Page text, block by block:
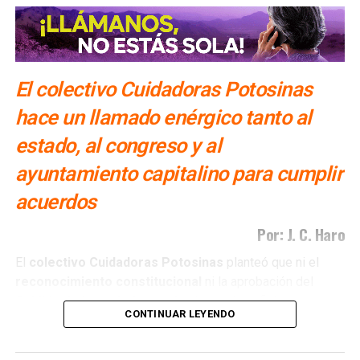
El colectivo Cuidadoras Potosinas
hace un llamado enérgico tanto al
estado, al congreso y al
ayuntamiento capitalino para cumplir
acuerdos
Por: J. C. Haro
El colectivo Cuidadoras Potosinas
planteó que ni el
de la capital potosinahan sido suficientes para
que estos avances se traduzcan enpolíticas públicas
CONTINUAR LEYENDO